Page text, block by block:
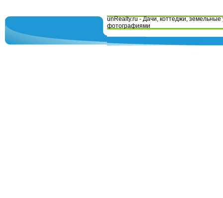
unRealty.ru - Дачи, коттеджи, земельные
фотографиями